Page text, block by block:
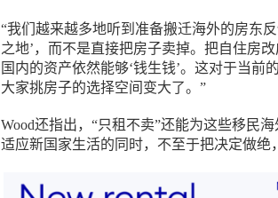
“我们越来越多地听到准备搬迁海外的房东
之地’，而不是直接把房子卖掉。把自住房
国内的资产依然能够‘钱生钱’。这对于当
大家挑房子的选择空间变大了。”
Wood还指出，“只租不卖”还能为这些移民
适应新国家生活的同时，不至于把决定做绝